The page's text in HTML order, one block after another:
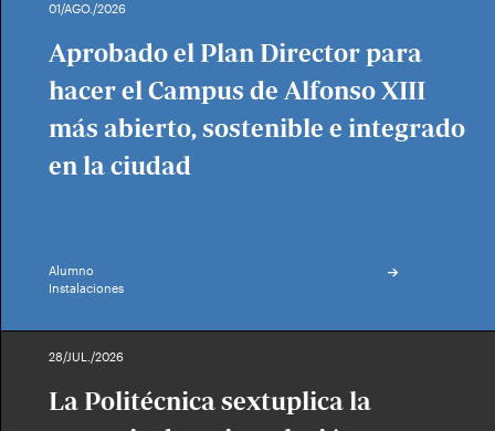
01/AGO./2026
Aprobado el Plan Director para
hacer el Campus de Alfonso XIII
más abierto, sostenible e integrado
en la ciudad
Alumno
Instalaciones
28/JUL./2026
La Politécnica sextuplica la